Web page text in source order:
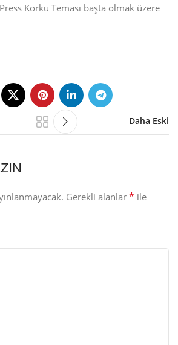
Korku Teması başta olmak üzere
Daha Eski
Gerekli alanlar * ile